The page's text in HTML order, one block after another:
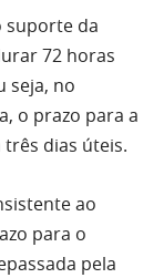
suporte da
72 horas
seja, no
o prazo para a
dias úteis.
ao
para o
pela